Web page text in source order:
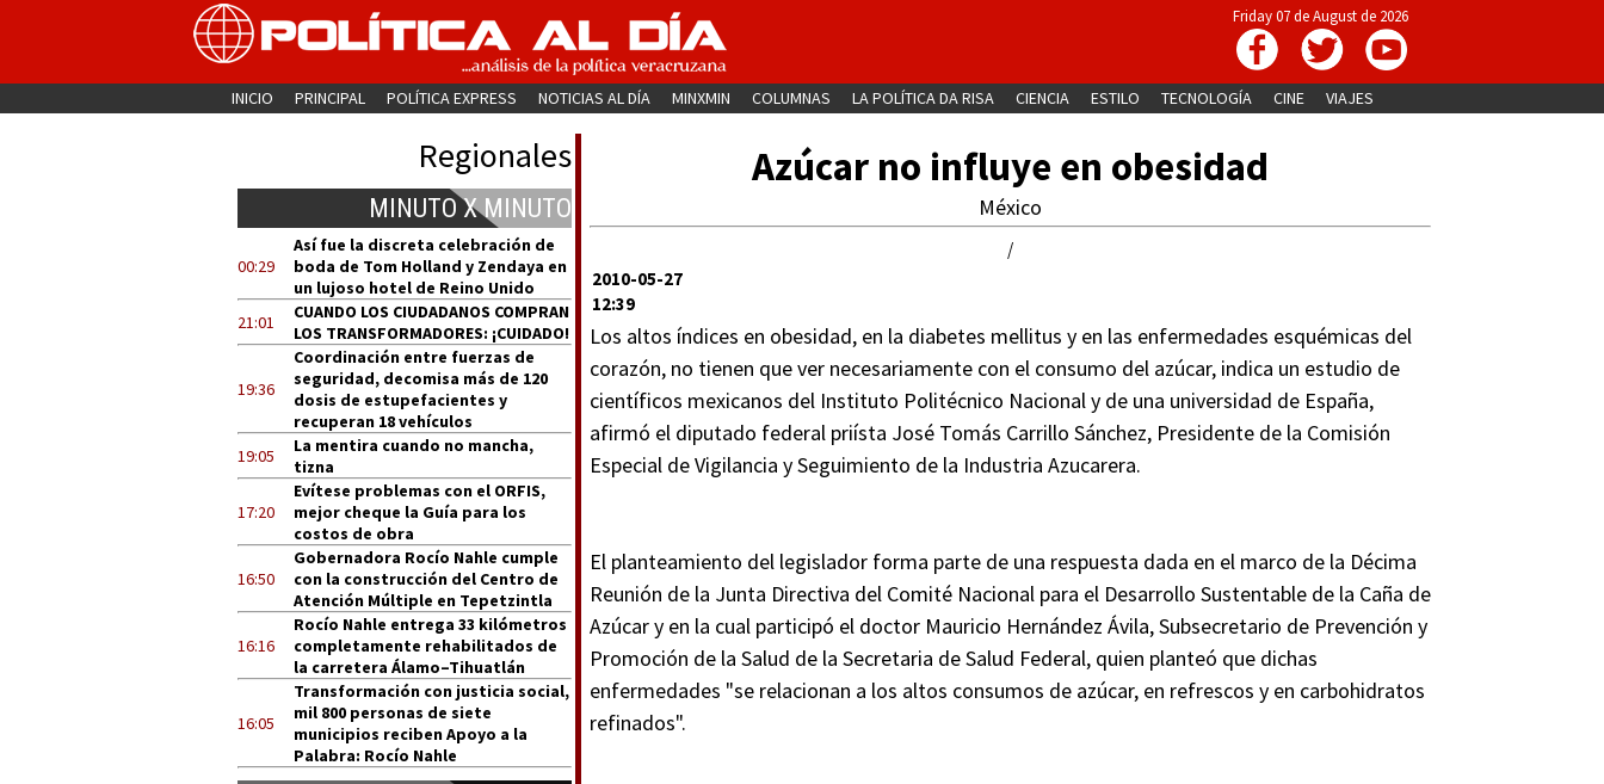
Friday 07 de August de 2026
INICIO PRINCIPAL POLÍTICA EXPRESS NOTICIAS AL DÍA MINXMIN COLUMNAS LA POLÍTICA DA RISA CIENCIA ESTILO TECNOLOGÍA CINE VIAJES
Regionales
MINUTO X MINUTO
00:29
Así fue la discreta celebración de
boda de Tom Holland y Zendaya en
un lujoso hotel de Reino Unido
21:01
CUANDO LOS CIUDADANOS COMPRAN
LOS TRANSFORMADORES: ¡CUIDADO!
19:36
Coordinación entre fuerzas de
seguridad, decomisa más de 120
dosis de estupefacientes y
recuperan 18 vehículos
19:05
La mentira cuando no mancha,
tizna
17:20
Evítese problemas con el ORFIS,
mejor cheque la Guía para los
costos de obra
16:50
Gobernadora Rocío Nahle cumple
con la construcción del Centro de
Atención Múltiple en Tepetzintla
16:16
Rocío Nahle entrega 33 kilómetros
completamente rehabilitados de
la carretera Álamo–Tihuatlán
16:05
Transformación con justicia social,
mil 800 personas de siete
municipios reciben Apoyo a la
Palabra: Rocío Nahle
Azúcar no influye en obesidad
México
/
2010-05-27
12:39
Los altos índices en obesidad, en la diabetes mellitus y en las enfermedades esquémicas del
corazón, no tienen que ver necesariamente con el consumo del azúcar, indica un estudio de
científicos mexicanos del Instituto Politécnico Nacional y de una universidad de España,
afirmó el diputado federal priísta José Tomás Carrillo Sánchez, Presidente de la Comisión
Especial de Vigilancia y Seguimiento de la Industria Azucarera.
El planteamiento del legislador forma parte de una respuesta dada en el marco de la Décima
Reunión de la Junta Directiva del Comité Nacional para el Desarrollo Sustentable de la Caña de
Azúcar y en la cual participó el doctor Mauricio Hernández Ávila, Subsecretario de Prevención y
Promoción de la Salud de la Secretaria de Salud Federal, quien planteó que dichas
enfermedades "se relacionan a los altos consumos de azúcar, en refrescos y en carbohidratos
refinados".